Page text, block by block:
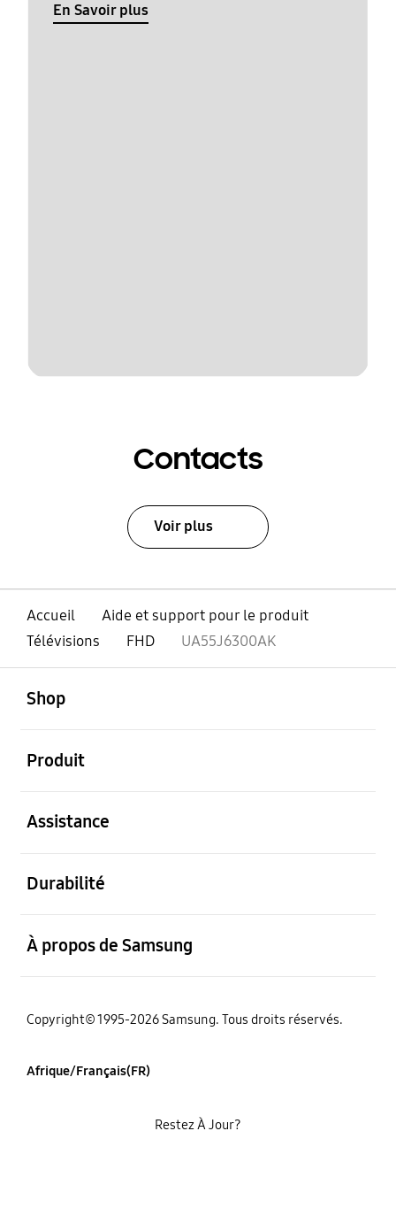
En Savoir plus
Contacts
Voir plus
Accueil
Aide et support pour le produit
Télévisions
FHD UA55J6300AK
Shop
Produit
Assistance
Durabilité
À propos de Samsung
Copyright© 1995-2026 Samsung. Tous droits réservés.
Afrique/Français(FR)
Restez À Jour?